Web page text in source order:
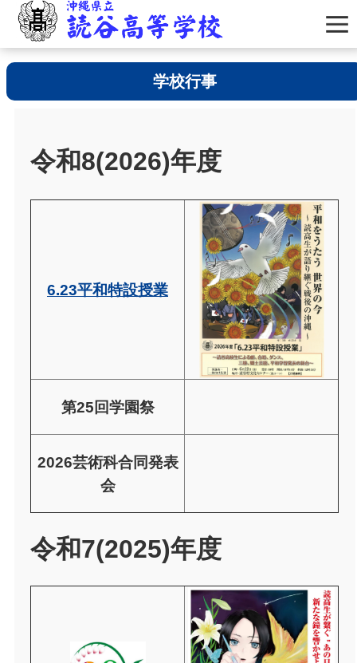
学校行事
令和8(2026)年度
6.23平和特設授業
第25回学園祭
2026芸術科合同発表
会
令和7(2025)年度